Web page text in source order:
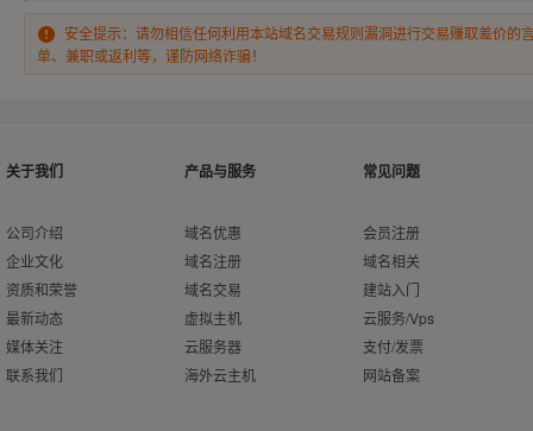
安全提示：请勿相信任何利用本站域名交易规则漏洞进行交易赚取差价的
单、兼职或返利等，谨防网络诈骗！
关于我们
公司介绍
企业文化
资质和荣誉
最新动态
媒体关注
联系我们
产品与服务
域名优惠
域名注册
域名交易
虚拟主机
云服务器
海外云主机
常见问题
会员注册
域名相关
建站入门
云服务/Vps
支付/发票
网站备案